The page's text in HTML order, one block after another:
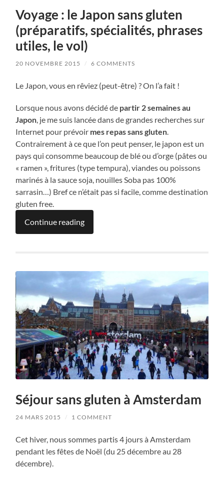
Voyage : le Japon sans gluten
(préparatifs, spécialités, phrases
utiles, le vol)
20 NOVEMBRE 2015 / 6 COMMENTS
Le Japon, vous en rêviez (peut-être) ? On l’a fait !
Lorsque nous avons décidé de partir 2 semaines au
Japon, je me suis lancée dans de grandes recherches sur
Internet pour prévoir mes repas sans gluten.
Contrairement à ce que l’on peut penser, le japon est un
pays qui consomme beaucoup de blé ou d’orge (pâtes ou
« ramen », fritures (type tempura), viandes ou poissons
marinés à la sauce soja, nouilles Soba pas 100%
sarrasin…) Bref ce n’était pas si facile, comme destination
gluten free.
Continue reading
Séjour sans gluten à Amsterdam
24 MARS 2015 / 1 COMMENT
Cet hiver, nous sommes partis 4 jours à Amsterdam
pendant les fêtes de Noël (du 25 décembre au 28
décembre).